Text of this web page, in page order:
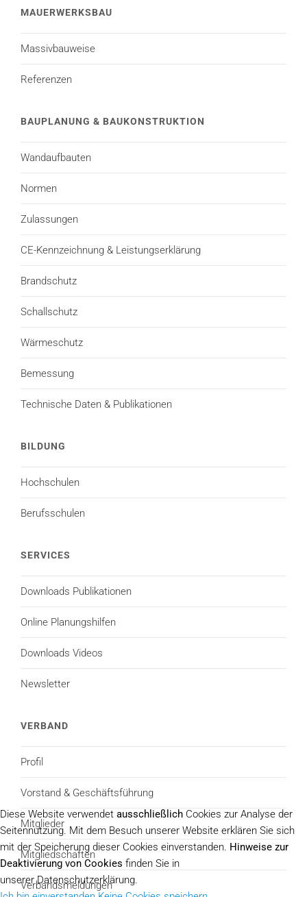
MAUERWERKSBAU
Massivbauweise
Referenzen
BAUPLANUNG & BAUKONSTRUKTION
Wandaufbauten
Normen
Zulassungen
CE-Kennzeichnung & Leistungserklärung
Brandschutz
Schallschutz
Wärmeschutz
Bemessung
Technische Daten & Publikationen
BILDUNG
Hochschulen
Berufsschulen
SERVICES
Downloads Publikationen
Online Planungshilfen
Downloads Videos
Newsletter
VERBAND
Profil
Vorstand & Geschäftsführung
Mitglieder
Mitgliedschaften
Verbandsmeldungen
Diese Website verwendet ausschließlich Cookies zur Analyse der
Seitennutzung. Mit dem Besuch unserer Website erklären Sie sich
mit der Speicherung dieser Cookies einverstanden. Hinweise zur
Deaktivierung von Cookies finden Sie in
unserer Datenschutzerklärung.